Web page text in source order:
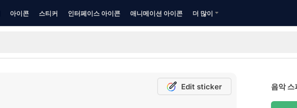
아이콘 스티커 인터페이스 아이콘 애니메이션 아이콘 더 많이
Edit sticker 음악 스